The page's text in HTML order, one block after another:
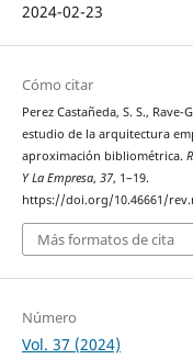
2024-02-23
Cómo citar
Perez Castañeda, S. S.,
estudio de la arquitectura
aproximación bibliométrica.
Y La Empresa, 37, 1–19.
https://doi.org/10.46661/
Más formatos de cita
Número
Vol. 37 (2024)